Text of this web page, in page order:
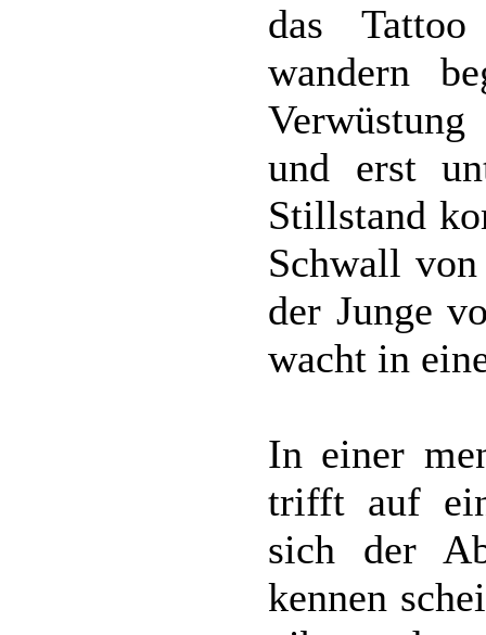
das
wandern
und erst
Stillstand
Schwall
der Junge
wacht in
In einer
trifft auf
sich der
kennen